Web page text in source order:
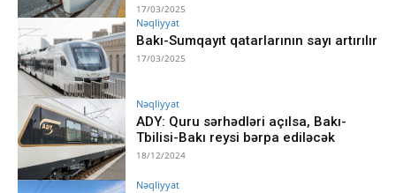
17/03/2025
Nəqliyyat
Bakı-Sumqayıt qatarlarının sayı artırılır
17/03/2025
Nəqliyyat
ADY: Quru sərhədləri açılsa, Bakı-
Tbilisi-Bakı reysi bərpa ediləcək
18/12/2024
Nəqliyyat